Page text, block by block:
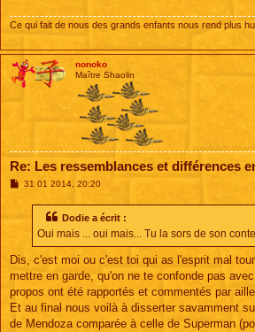
Ce qui fait de nous des grands enfants nous rend plus
nonoko
Maître Shaolin
Re: Les ressemblances et différences
M31 01 2014, 20:20
Dodie a écrit :
Oui mais ... oui mais... Tu la sors de son
Dis, c'est moi ou c'est toi qui as l'esprit mal
mettre en garde, qu'on ne te confonde pas
propos ont été rapportés et commentés par
Et au final nous voilà à disserter savamment
de Mendoza comparée à celle de Superman